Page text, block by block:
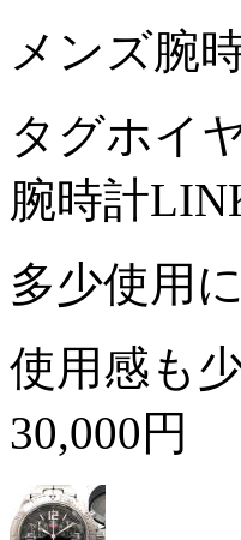
メンズ腕
タグホイ
腕時計
多少使用
使用感も
30,000円